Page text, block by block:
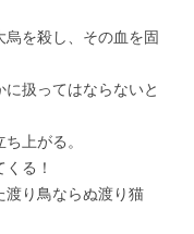
を殺し、その血を固
扱ってはならないと
上がる。
る！
渡り鳥ならぬ渡り猫